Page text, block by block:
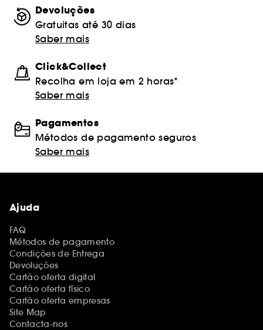
Devoluções
Gratuitas até 30 dias
Saber mais
Click&Collect
Recolha em loja em 2 horas*
Saber mais
Pagamentos
Métodos de pagamento seguros
Saber mais
Ajuda
FAQ
Métodos de pagamento
Condições de Entrega
Devoluções
Cartão oferta digital
Cartão oferta físico
Cartão oferta empresas
Site Map
Contacta-nos